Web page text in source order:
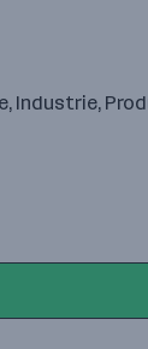
Industrie,